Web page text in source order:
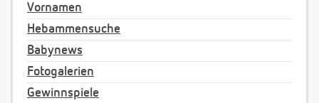
Vornamen
Hebammensuche
Babynews
Fotogalerien
Gewinnspiele